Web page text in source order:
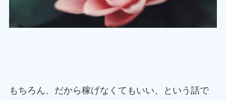
もちろん、だから稼げなくてもいい、という話で